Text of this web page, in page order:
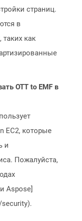
страниц.
в
как
OTT to EMF в
EC2, которые
и
Пожалуйста,
Aspose]